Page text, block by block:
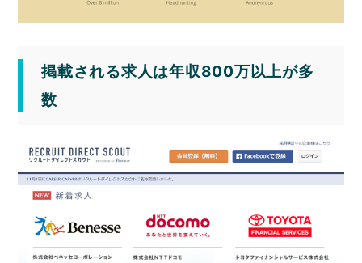
掲載される求人は年収800万以上が多
数